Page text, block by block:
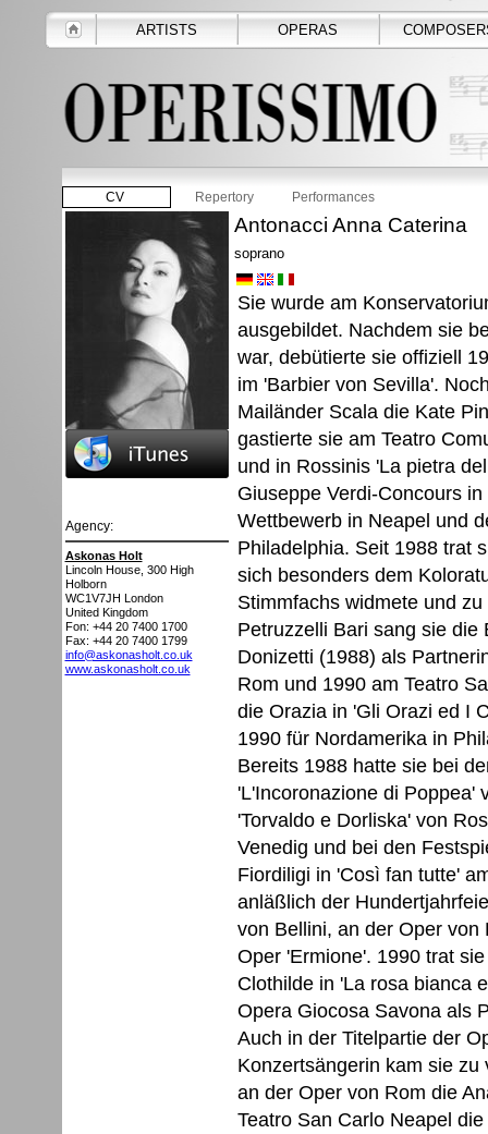
ARTISTS OPERAS
CV Repertory Performances
Agency:
Askonas Holt
Lincoln House, 300 High
Holborn
WC1V7JH London
United Kingdom
Fon: +44 20 7400 1700
Fax: +44 20 7400 1799
info@askonasholt.co.uk
www.askonasholt.co.uk
Antonacci Anna Caterina
soprano
Sie wurde am
ausgebildet. Nachdem sie
war, debütierte sie offiziell
im 'Barbier von Sevilla'.
Mailänder Scala die Kate
gastierte sie am Teatro
und in Rossinis 'La pietra
Giuseppe Verdi-Concours
Wettbewerb in Neapel und
Philadelphia. Seit 1988 trat
sich besonders dem
Stimmfachs widmete und
Petruzzelli Bari sang sie die
Donizetti (1988) als
Rom und 1990 am Teatro
die Orazia in 'Gli Orazi ed I
1990 für Nordamerika in
Bereits 1988 hatte sie bei
'L'Incoronazione di Poppea'
'Torvaldo e Dorliska' von
Venedig und bei den
Fiordiligi in 'Così fan tutte'
anläßlich der
von Bellini, an der Oper
Oper 'Ermione'. 1990 trat
Clothilde in 'La rosa bianca
Opera Giocosa Savona als
Auch in der Titelpartie der
Konzertsängerin kam sie
an der Oper von Rom die
Teatro San Carlo Neapel